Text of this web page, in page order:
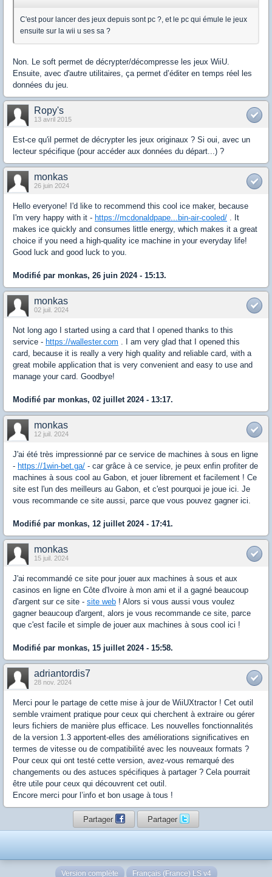
C'est pour lancer des jeux depuis sont pc ?, et le pc qui émule le jeux
ensuite sur la wii u ses sa ?
Non. Le soft permet de décrypter/décompresse les jeux WiiU.
Ensuite, avec d'autre utilitaires, ça permet d’éditer en temps réel les
données du jeu.
Ropy's
13 avril 2015
Est-ce qu'il permet de décrypter les jeux originaux ? Si oui, avec un
lecteur spécifique (pour accéder aux données du départ...) ?
monkas
26 juin 2024
Hello everyone! I'd like to recommend this cool ice maker, because
I'm very happy with it - https://mcdonaldpape...bin-air-cooled/ . It
makes ice quickly and consumes little energy, which makes it a great
choice if you need a high-quality ice machine in your everyday life!
Good luck and good luck to you.
Modifié par monkas, 26 juin 2024 - 15:13.
monkas
02 juil. 2024
Not long ago I started using a card that I opened thanks to this
service - https://wallester.com . I am very glad that I opened this
card, because it is really a very high quality and reliable card, with a
great mobile application that is very convenient and easy to use and
manage your card. Goodbye!
Modifié par monkas, 02 juillet 2024 - 13:17.
monkas
12 juil. 2024
J'ai été très impressionné par ce service de machines à sous en ligne
- https://1win-bet.ga/ - car grâce à ce service, je peux enfin profiter de
machines à sous cool au Gabon, et jouer librement et facilement ! Ce
site est l'un des meilleurs au Gabon, et c'est pourquoi je joue ici. Je
vous recommande ce site aussi, parce que vous pouvez gagner ici.
Modifié par monkas, 12 juillet 2024 - 17:41.
monkas
15 juil. 2024
J'ai recommandé ce site pour jouer aux machines à sous et aux
cаsinos en ligne en Côte d'Ivoire à mon ami et il a gagné beaucoup
d'argent sur ce site - site web ! Alors si vous aussi vous voulez
gagner beaucoup d'argent, alors je vous recommande ce site, parce
que c'est facile et simple de jouer aux machines à sous cool ici !
Modifié par monkas, 15 juillet 2024 - 15:58.
adriantordis7
28 nov. 2024
Merci pour le partage de cette mise à jour de WiiUXtractor ! Cet outil
semble vraiment pratique pour ceux qui cherchent à extraire ou gérer
leurs fichiers de manière plus efficace. Les nouvelles fonctionnalités
de la version 1.3 apportent-elles des améliorations significatives en
termes de vitesse ou de compatibilité avec les nouveaux formats ?
Pour ceux qui ont testé cette version, avez-vous remarqué des
changements ou des astuces spécifiques à partager ? Cela pourrait
être utile pour ceux qui découvrent cet outil.
Encore merci pour l’info et bon usage à tous !
Partager Partager
Version complète Français (France) LS v4